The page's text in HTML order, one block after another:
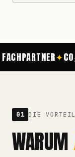
01 DIE
WARUM